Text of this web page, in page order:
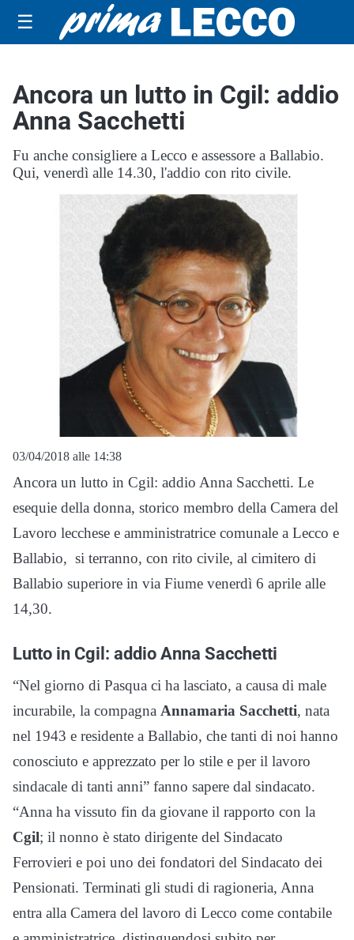
☰
Ancora un lutto in Cgil: addio
Anna Sacchetti
Fu anche consigliere a Lecco e assessore a Ballabio.
Qui, venerdì alle 14.30, l'addio con rito civile.
03/04/2018 alle 14:38
Ancora un lutto in Cgil: addio Anna Sacchetti. Le
esequie della donna, storico membro della Camera del
Lavoro lecchese e amministratrice comunale a Lecco e
Ballabio, si terranno, con rito civile, al cimitero di
Ballabio superiore in via Fiume venerdì 6 aprile alle
14,30.
Lutto in Cgil: addio Anna Sacchetti
“Nel giorno di Pasqua ci ha lasciato, a causa di male
incurabile, la compagna Annamaria Sacchetti, nata
nel 1943 e residente a Ballabio, che tanti di noi hanno
conosciuto e apprezzato per lo stile e per il lavoro
sindacale di tanti anni” fanno sapere dal sindacato.
“Anna ha vissuto fin da giovane il rapporto con la
Cgil; il nonno è stato dirigente del Sindacato
Ferrovieri e poi uno dei fondatori del Sindacato dei
Pensionati. Terminati gli studi di ragioneria, Anna
entra alla Camera del lavoro di Lecco come contabile